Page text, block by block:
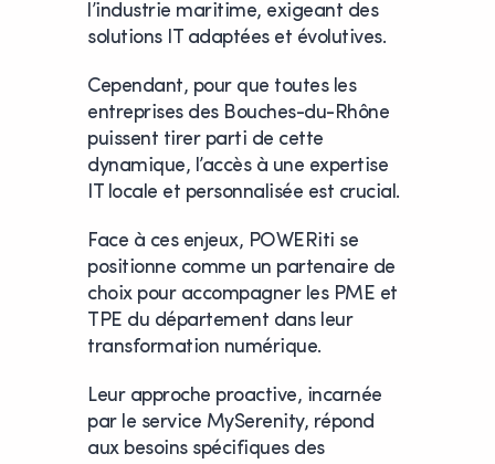
l’industrie maritime, exigeant des
solutions IT adaptées et évolutives.
Cependant, pour que toutes les
entreprises des Bouches-du-Rhône
puissent tirer parti de cette
dynamique, l’accès à une expertise
IT locale et personnalisée est crucial.
Face à ces enjeux, POWERiti se
positionne comme un partenaire de
choix pour accompagner les PME et
TPE du département dans leur
transformation numérique.
Leur approche proactive, incarnée
par le service MySerenity, répond
aux besoins spécifiques des